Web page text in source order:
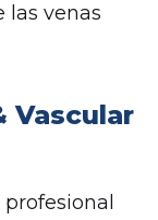
las venas
Vascular